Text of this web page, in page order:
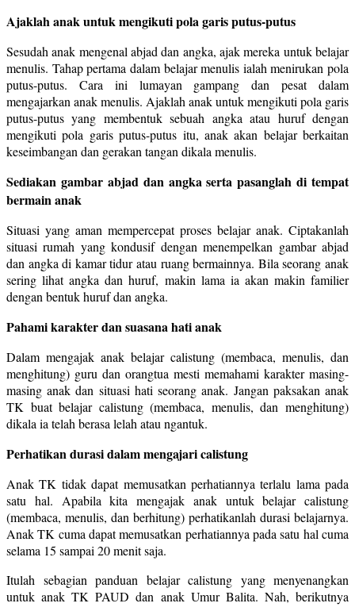
Ajaklah anak untuk mengikuti pola garis putus-putus
Sesudah anak mengenal abjad dan angka, ajak mereka untuk belajar
menulis. Tahap pertama dalam belajar menulis ialah menirukan pola
putus-putus. Cara ini lumayan gampang dan pesat dalam
mengajarkan anak menulis. Ajaklah anak untuk mengikuti pola garis
putus-putus yang membentuk sebuah angka atau huruf dengan
mengikuti pola garis putus-putus itu, anak akan belajar berkaitan
keseimbangan dan gerakan tangan dikala menulis.
Sediakan gambar abjad dan angka serta pasanglah di tempat
bermain anak
Situasi yang aman mempercepat proses belajar anak. Ciptakanlah
situasi rumah yang kondusif dengan menempelkan gambar abjad
dan angka di kamar tidur atau ruang bermainnya. Bila seorang anak
sering lihat angka dan huruf, makin lama ia akan makin familier
dengan bentuk huruf dan angka.
Pahami karakter dan suasana hati anak
Dalam mengajak anak belajar calistung (membaca, menulis, dan
menghitung) guru dan orangtua mesti memahami karakter masing-
masing anak dan situasi hati seorang anak. Jangan paksakan anak
TK buat belajar calistung (membaca, menulis, dan menghitung)
dikala ia telah berasa lelah atau ngantuk.
Perhatikan durasi dalam mengajari calistung
Anak TK tidak dapat memusatkan perhatiannya terlalu lama pada
satu hal. Apabila kita mengajak anak untuk belajar calistung
(membaca, menulis, dan berhitung) perhatikanlah durasi belajarnya.
Anak TK cuma dapat memusatkan perhatiannya pada satu hal cuma
selama 15 sampai 20 menit saja.
Itulah sebagian panduan belajar calistung yang menyenangkan
untuk anak TK PAUD dan anak Umur Balita. Nah, berikutnya